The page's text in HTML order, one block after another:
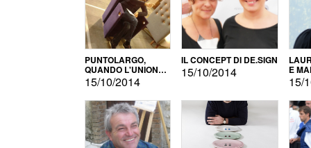
PUNTOLARGO,
QUANDO L'UNIONE
FA LA FORZA E
VINCE
15/10/2014
IL CONCEPT DI DE.SIGN
15/10/2014 E
15/